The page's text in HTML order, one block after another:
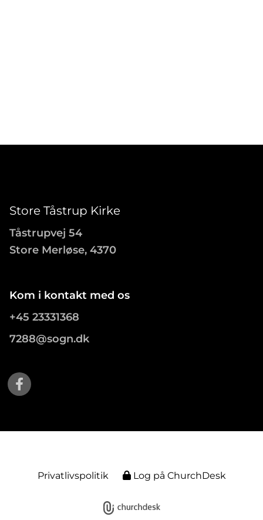
Store Tåstrup Kirke
Tåstrupvej 54
Store Merløse, 4370
Kom i kontakt med os
+45 23331368
7288@sogn.dk
Privatlivspolitik Log på ChurchDesk